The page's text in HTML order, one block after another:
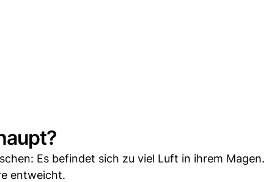
Es befindet sich zu viel Luft in ihrem
entweicht.